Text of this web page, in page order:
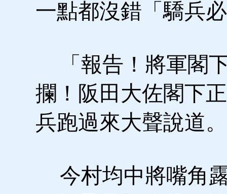
一點都沒錯「驕兵
「報告！將軍閣
攔！阪田大佐閣下
兵跑過來大聲說道。
今村均中將嘴角